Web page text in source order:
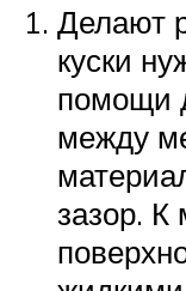
Делают
куски
помощи
между
зазор. К